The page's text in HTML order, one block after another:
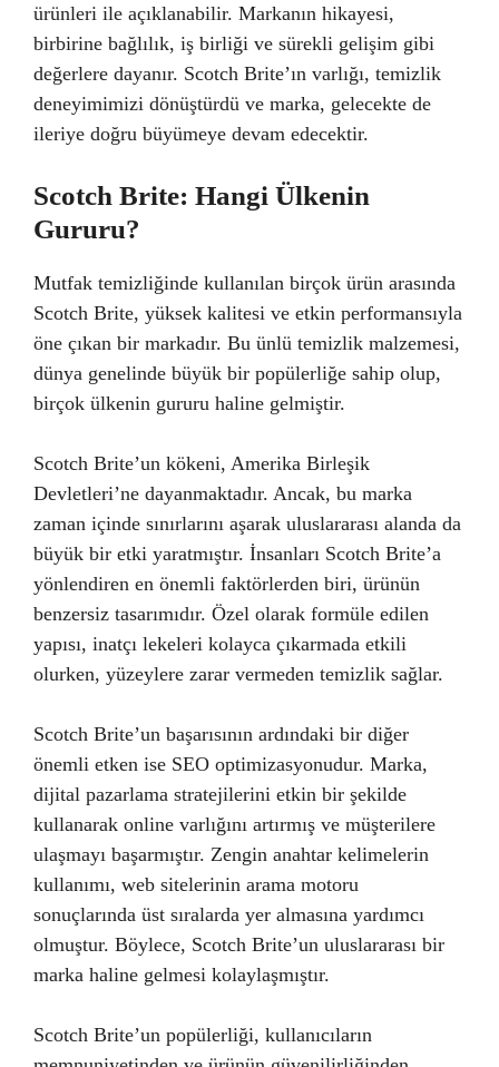
ürünleri ile açıklanabilir. Markanın hikayesi,
birbirine bağlılık, iş birliği ve sürekli gelişim gibi
değerlere dayanır. Scotch Brite’ın varlığı, temizlik
deneyimimizi dönüştürdü ve marka, gelecekte de
ileriye doğru büyümeye devam edecektir.
Scotch Brite: Hangi Ülkenin
Gururu?
Mutfak temizliğinde kullanılan birçok ürün arasında
Scotch Brite, yüksek kalitesi ve etkin performansıyla
öne çıkan bir markadır. Bu ünlü temizlik malzemesi,
dünya genelinde büyük bir popülerliğe sahip olup,
birçok ülkenin gururu haline gelmiştir.
Scotch Brite’un kökeni, Amerika Birleşik
Devletleri’ne dayanmaktadır. Ancak, bu marka
zaman içinde sınırlarını aşarak uluslararası alanda da
büyük bir etki yaratmıştır. İnsanları Scotch Brite’a
yönlendiren en önemli faktörlerden biri, ürünün
benzersiz tasarımıdır. Özel olarak formüle edilen
yapısı, inatçı lekeleri kolayca çıkarmada etkili
olurken, yüzeylere zarar vermeden temizlik sağlar.
Scotch Brite’un başarısının ardındaki bir diğer
önemli etken ise SEO optimizasyonudur. Marka,
dijital pazarlama stratejilerini etkin bir şekilde
kullanarak online varlığını artırmış ve müşterilere
ulaşmayı başarmıştır. Zengin anahtar kelimelerin
kullanımı, web sitelerinin arama motoru
sonuçlarında üst sıralarda yer almasına yardımcı
olmuştur. Böylece, Scotch Brite’un uluslararası bir
marka haline gelmesi kolaylaşmıştır.
Scotch Brite’un popülerliği, kullanıcıların